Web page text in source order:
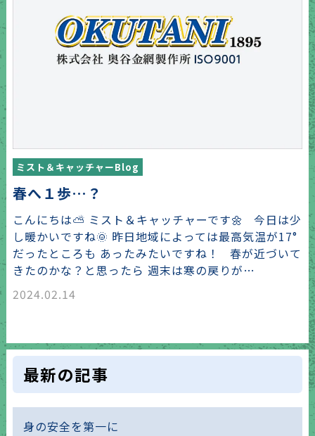
ミスト＆キャッチャーBlog
春へ１歩…？
こんにちは⛅ ミスト＆キャッチャーです🌼 今日は少
し暖かいですね🌞 昨日地域によっては最高気温が17°
だったところも あったみたいですね！ 春が近づいて
きたのかな？と思ったら 週末は寒の戻りが…
2024.02.14
最新の記事
身の安全を第一に